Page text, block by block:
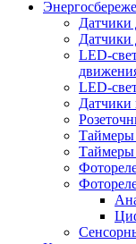
Датчики
Датчики
LED-
LED-
Датчики
Таймеры
Таймеры